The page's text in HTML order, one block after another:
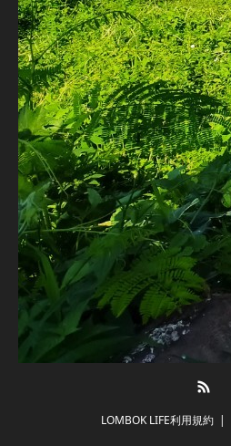
LOMBOK LIFE利用規約